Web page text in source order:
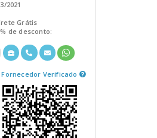
2021
Grátis
de desconto:
Fornecedor Verificado